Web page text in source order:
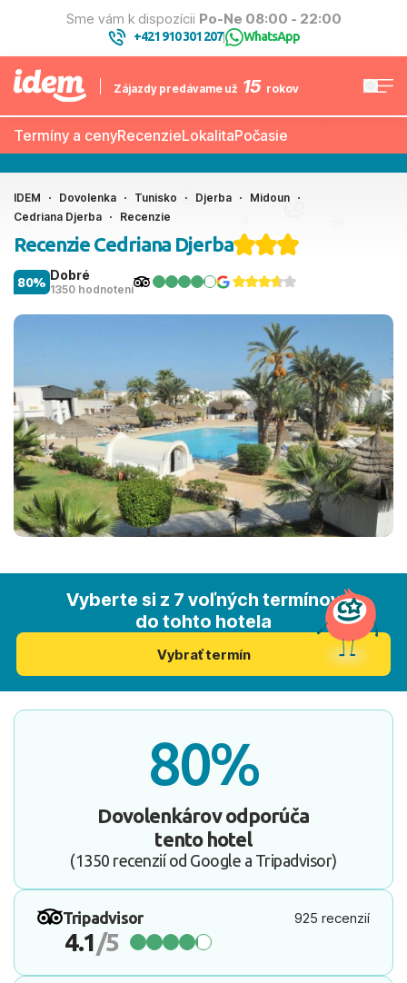
Sme vám k dispozícii Po-Ne 08:00 - 22:00
+421 910 301 207| WhatsApp
Zájazdy predávame už 15 rokov
Termíny a cenyRecenzieLokalitaPočasie
IDEM Dovolenka Tunisko Djerba
Midoun
Cedriana Djerba
Recenzie
Recenzie Cedriana Djerba
Dobré
1350 hodnotení
80%
Vyberte si z 7 voľných termínov
do tohto hotela
Vybrať termín
80%
Dovolenkárov odporúča
tento hotel
(1350 recenzií od Google a Tripadvisor)
Tripadvisor 925 recenzií
4.1/5